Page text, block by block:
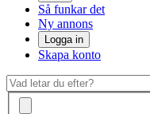
Så funkar det
Ny annons
Logga in
Skapa konto